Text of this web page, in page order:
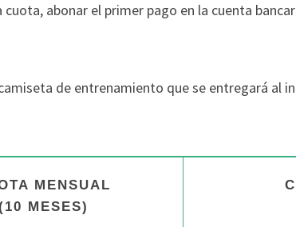
abonar el primer pago en la cuenta
de entrenamiento que se entregará al
MENSUAL
MESES)